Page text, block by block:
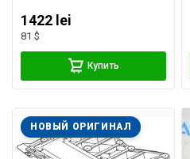
1422 lei
81 $
Купить
НОВЫЙ ОРИГИНАЛ